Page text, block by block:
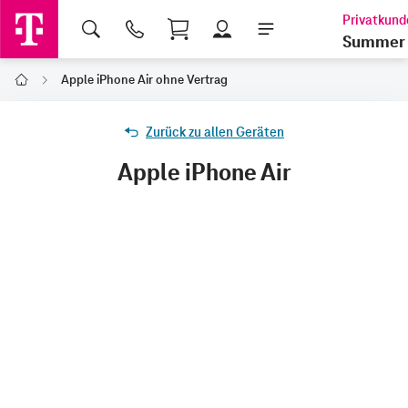
Shopping Cart
Summer
Home Apple iPhone Air ohne Vertrag
Zurück zu allen Geräten
Apple iPhone Air